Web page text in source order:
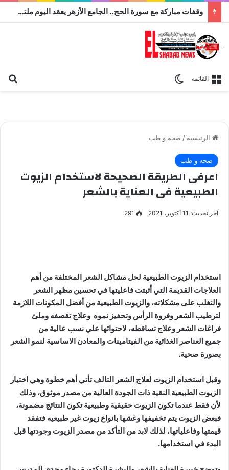
وقفات مباركة مع سورة الحج.. الجامع الأزهر يعقد اليوم ملتقى القضايا المعاصرة اليوم
القائمة
الرئيسية / صحه و طب
صحه و طب
اعرفى الطريقة الصحيحة لاستخدام الزيوت
الطبيعية فى العناية بالشعر
آخر تحديث: 11 أكتوبر، 2021 291
استخدام الزيوت الطبيعية لحل مشاكل الشعر المختلفة من أهم
العلاجات القديمة التي أثبتت فاعليتها في تحسين مظهر الشعر
والتغلب على مشكلاته، والزيوت الطبيعية من أفضل المكونات اللازمة
لترطيب الشعر وفروة الرأس وتحفيز نموه وعلاج تقصفه وملئ
فراغات الشعر وعلاج تساقطه، لاحتوائها علي نسب عالية من
جميع العناصر الغذائية من الفيتامينات والمعادن الاساسية لنمو الشعر
بصورة صحية.
وقبل استخدام الزيوت لعلاج الشعر التالف تأتي أهم خطوة وهي اختيار
الزيوت الطبيعية النقية ذات الجودة العالية من مصدر موثوق، وذلك
لأن فقط عندما تكون الزيوت حقيقية وطبيعية تكون النتائج مضمونة،
فبعض الزيوت يتم تخفيفها وغشها بانواع زيوت غير طبيعيه فتفقد
قيمتها وفاعلياتها، لذلك لابد من التأكد من مصدر الزيوت وجودتها قبل
البدء في استخدامها.